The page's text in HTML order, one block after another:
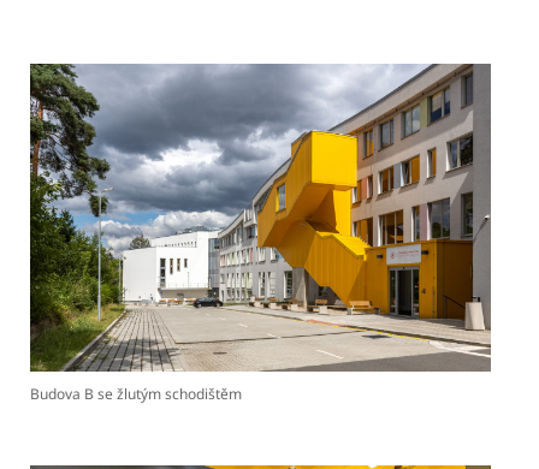
Budova B se žlutým schodištěm